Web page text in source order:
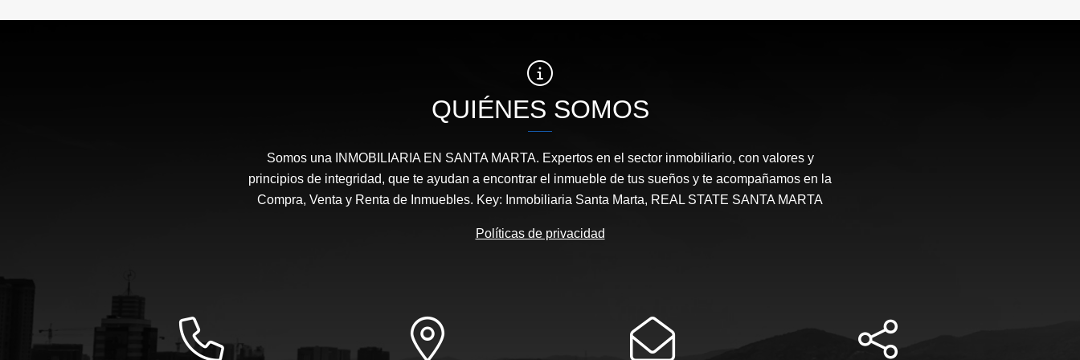
QUIÉNES SOMOS
Somos una INMOBILIARIA EN SANTA MARTA. Expertos en el sector inmobiliario, con valores y
principios de integridad, que te ayudan a encontrar el inmueble de tus sueños y te acompañamos en la
Compra, Venta y Renta de Inmuebles. Key: Inmobiliaria Santa Marta, REAL STATE SANTA MARTA
Políticas de privacidad